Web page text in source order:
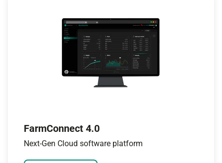
FarmConnect 4.0
Next-Gen Cloud software platform